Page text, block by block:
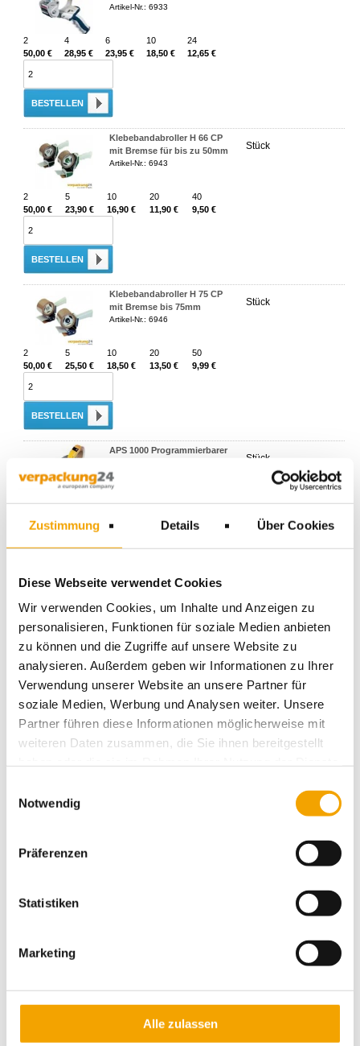
Zustimmung Details Über Cookies
Diese Webseite verwendet Cookies
Wir verwenden Cookies, um Inhalte und Anzeigen zu
personalisieren, Funktionen für soziale Medien anbieten
zu können und die Zugriffe auf unsere Website zu
analysieren. Außerdem geben wir Informationen zu Ihrer
Verwendung unserer Website an unsere Partner für
soziale Medien, Werbung und Analysen weiter. Unsere
Partner führen diese Informationen möglicherweise mit
weiteren Daten zusammen, die Sie ihnen bereitgestellt
Notwendig
Präferenzen
Statistiken
Marketing
Alle zulassen
Artikel-Nr.: 6933
2 4 6 10
24
50,00 €
28,95 € 23,95 € 18,50 € 12,65 €
BESTELLEN
Klebebandabroller H 66 CP
mit Bremse für bis zu 50mm
Artikel-Nr.: 6943
Stück
2 5 10 20
40
50,00 €
23,90 € 16,90 € 11,90 € 9,50 €
BESTELLEN
Klebebandabroller H 75 CP
mit Bremse bis 75mm
Artikel-Nr.: 6946
Stück
2 5 10 20
50
50,00 €
25,50 € 18,50 € 13,50 € 9,99 €
BESTELLEN
APS 1000 Programmierbarer
Artikel-Nr.: 12749
Stück
495,00 €
Automatischer Streifengeber
Artikel-Nr.: 12960
Stück
1
BESTELLEN
69,00 €
50,00 € 39,00 €
BESTELLEN